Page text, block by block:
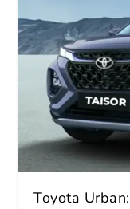
Toyota Urban: